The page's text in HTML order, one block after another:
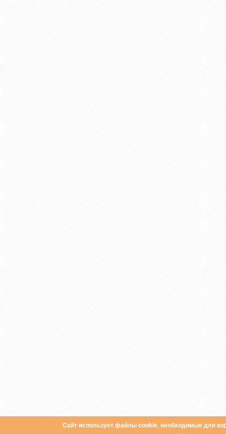
Сайт использует файлы cookie, необходимые для